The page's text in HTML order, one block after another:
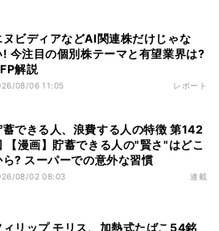
ヌビディアなどAI関連株だけじゃな
! 今注目の個別株テーマと有望業界は?
解説
08/06 11:05 レポート
蓄できる人、浪費する人の特徴 第142
【漫画】貯蓄できる人の"賢さ"はどこ
ら? スーパーでの意外な習慣
08/02 08:03 連載
ィリップ モリス、加熱式たばこ54銘